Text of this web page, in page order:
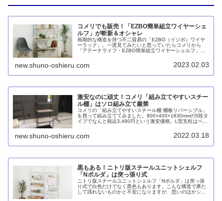
コメリでも販売！「EZBO簡単組立ワイヤーシェ
ルフ」が斬新＆オシャレ
画期的な構造を持つ不二貿易の「EZBO（イジボ）ワイヤ
ーラック」。一度見てみたいと思っていたらコメリから
「アテーナライフ・EZBO簡単組立ワイヤーシェルフ」が
ど感じられず、組み立ても分解も簡単、インテリアとして
も良いと思いました。
new.shuno-oshieru.com 2023.02.03
激安なのに頑丈！コメリ「組み立てやすいスチー
ル棚」はソロ組み立て厳禁
コメリの「組み立てやすいスチール棚 棚板リバーシブル」
を買って組み立ててみました。800×400×1830mmの5段タ
イプでなんと税込3,480円という激安価格。L型支柱はペラ
フラットで使い勝手も良し。ただし、二人じゃないと組み
立ては難しいですし、ゴムハンマーで叩く際の金属音がス
new.shuno-oshieru.com 2022.03.18
黒もある！ニトリ版スチールユニットシェルフ
「Nポルダ」は突っ張り式
ニトリ版スチールユニットシェルフ「Nポルダ」は突っ張
り式で白色だけでなく黒色もあります。こんな構造で果た
して揺れないものかと不安になりますが、思いのほかシッ